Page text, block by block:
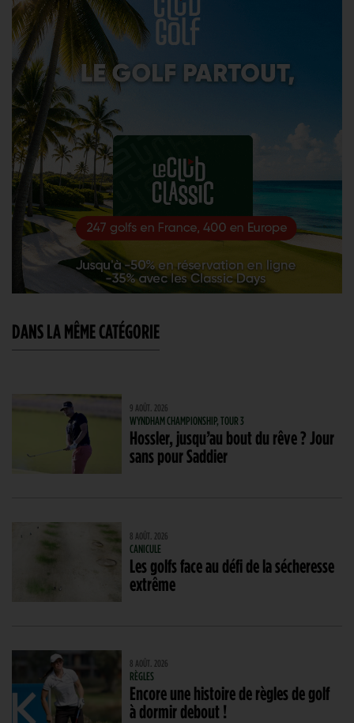
DANS LA MÊME CATÉGORIE
9 AOÛT. 2026
WYNDHAM CHAMPIONSHIP, TOUR 3
Hossler, jusqu’au bout du rêve ? Jour
sans pour Saddier
8 AOÛT. 2026
CANICULE
Les golfs face au défi de la sécheresse
extrême
8 AOÛT. 2026
RÈGLES
Encore une histoire de règles de golf
à dormir debout !